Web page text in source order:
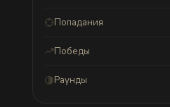
Попадания
Победы
Раунды